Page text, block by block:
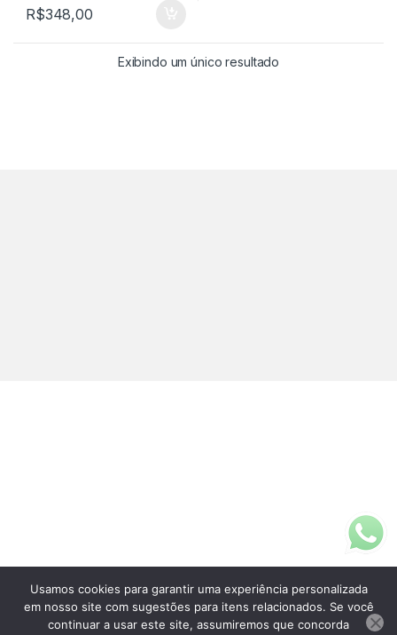
R$348,00
Exibindo um único resultado
Fale Conosco
(11)3313-5200
Usamos cookies para garantir uma experiência personalizada
em nosso site com sugestões para itens relacionados. Se você
continuar a usar este site, assumiremos que concorda